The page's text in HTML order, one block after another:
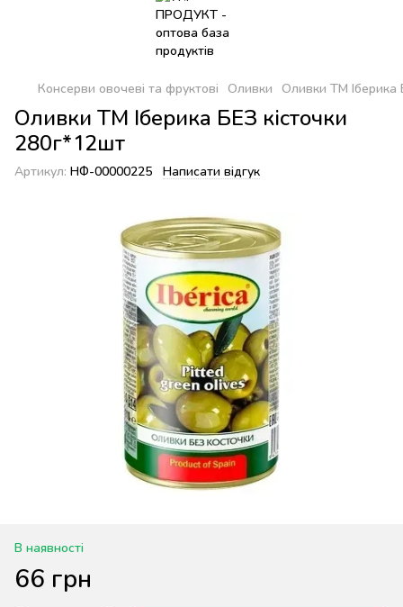
Консерви овочеві та фруктові Оливки Оливки ТМ Іберика
Оливки ТМ Іберика БЕЗ кісточки
280г*12шт
Артикул: НФ-00000225 Написати відгук
В наявності
66 грн